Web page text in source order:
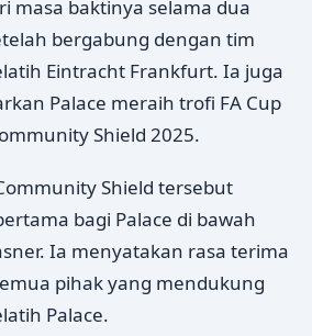
masa baktinya selama dua
bergabung dengan tim
Eintracht Frankfurt. Ia juga
Palace meraih trofi FA Cup
Shield 2025.
Shield tersebut
bagi Palace di bawah
Ia menyatakan rasa terima
pihak yang mendukung
Palace.